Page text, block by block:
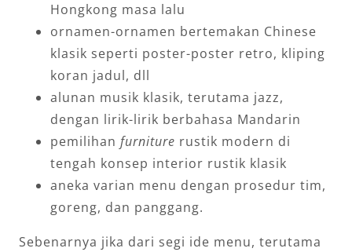
Hongkong masa lalu
ornamen-ornamen bertemakan Chinese
klasik seperti poster-poster retro, kliping
koran jadul, dll
alunan musik klasik, terutama jazz,
dengan lirik-lirik berbahasa Mandarin
pemilihan furniture rustik modern di
tengah konsep interior rustik klasik
aneka varian menu dengan prosedur tim,
goreng, dan panggang.
Sebenarnya jika dari segi ide menu, terutama